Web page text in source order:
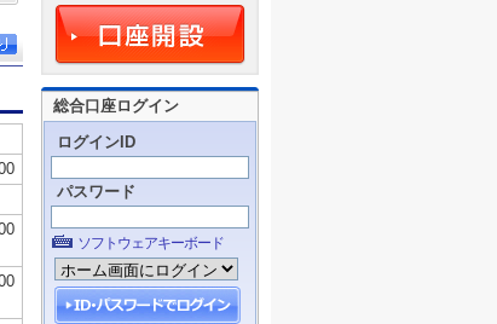
総合口座ログイン
ログインID
パスワード
ソフトウェアキーボード